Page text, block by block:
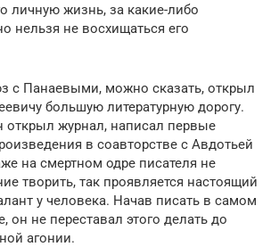
личную жизнь, за какие-либо
нельзя не восхищаться его
с Панаевыми, можно сказать, открыл
большую литературную дорогу.
открыл журнал, написал первые
в соавторстве с Авдотьей
на смертном одре писателя не
творить, так проявляется настоящий
у человека. Начав писать в самом
он не переставал этого делать до
агонии.